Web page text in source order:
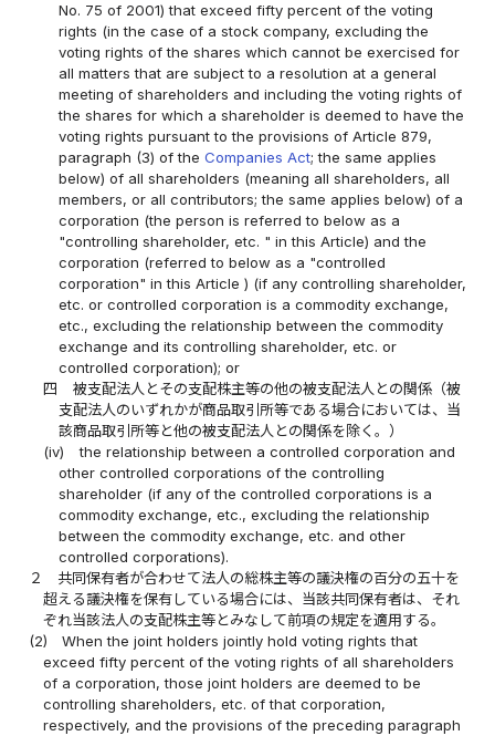
No. 75 of 2001) that exceed fifty percent of the voting
rights (in the case of a stock company, excluding the
voting rights of the shares which cannot be exercised for
all matters that are subject to a resolution at a general
meeting of shareholders and including the voting rights of
the shares for which a shareholder is deemed to have the
voting rights pursuant to the provisions of Article 879,
paragraph (3) of the Companies Act; the same applies
below) of all shareholders (meaning all shareholders, all
members, or all contributors; the same applies below) of a
corporation (the person is referred to below as a
"controlling shareholder, etc. " in this Article) and the
corporation (referred to below as a "controlled
corporation" in this Article ) (if any controlling shareholder,
etc. or controlled corporation is a commodity exchange,
etc., excluding the relationship between the commodity
exchange and its controlling shareholder, etc. or
controlled corporation); or
四
被支配法人とその支配株主等の他の被支配法人との関係（被
支配法人のいずれかが商品取引所等である場合においては、当
該商品取引所等と他の被支配法人との関係を除く。）
(iv)
the relationship between a controlled corporation and
other controlled corporations of the controlling
shareholder (if any of the controlled corporations is a
commodity exchange, etc., excluding the relationship
between the commodity exchange, etc. and other
controlled corporations).
２
共同保有者が合わせて法人の総株主等の議決権の百分の五十を
超える議決権を保有している場合には、当該共同保有者は、それ
ぞれ当該法人の支配株主等とみなして前項の規定を適用する。
(2)
When the joint holders jointly hold voting rights that
exceed fifty percent of the voting rights of all shareholders
of a corporation, those joint holders are deemed to be
controlling shareholders, etc. of that corporation,
respectively, and the provisions of the preceding paragraph